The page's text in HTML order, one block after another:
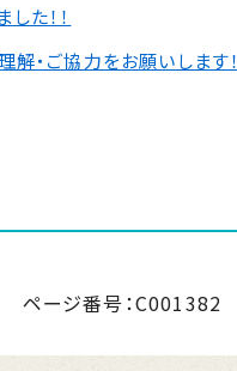
た！！
・ご協力をお願いします！
ページ番号：C001382